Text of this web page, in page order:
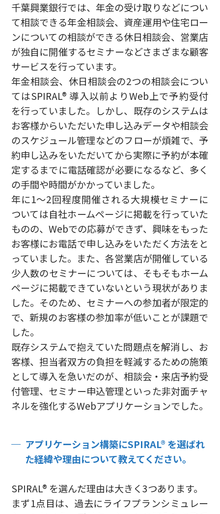
千葉興業銀行では、年金の受け取りなどについ
て相談できる年金相談会、資産運用や住宅ロー
ンについての相談ができる休日相談会、営業店
が独自に開催するセミナーなどさまざまな顧客
サービスを行っています。
年金相談会、休日相談会の2つの相談会につい
てはSPIRAL® 導入以前よりWeb上で予約受付
を行っていました。しかし、既存のシステムは
お客様からいただいた申し込みデータや相談会
のスケジュール管理などのフローが煩雑で、予
約申し込みをいただいてから実際に予約が本確
定するまでに電話確認が必要になるなど、多く
の手間や時間がかかっていました。
年に1〜2回程度開催される大規模セミナーに
ついては自社ホームページに掲載を行っていた
ものの、Webでの応募ができず、興味をもった
お客様にお電話で申し込みをいただく方法をと
っていました。また、各営業店が開催している
少人数のセミナーについては、そもそもホーム
ページに掲載できていないという現状がありま
した。そのため、セミナーへの参加者が限定的
で、新規のお客様の参加率が低いことが課題で
した。
既存システムで抱えていた問題点を解消し、お
客様、担当者双方の負担を軽減するための施策
として導入を急いだのが、相談会・来店予約受
付管理、セミナー申込管理といった非対面チャ
ネルを強化するWebアプリケーションでした。
アプリケーション構築にSPIRAL® を選ばれ
た経緯や理由について教えてください。
SPIRAL® を選んだ理由は大きく3つあります。
まず1点目は、過去にライフプランシミュレー